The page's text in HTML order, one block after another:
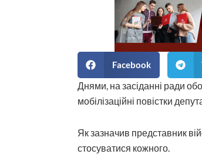
Facebook
Днями, на засіданні ради
мобілізаційні повістки
Як зазначив представник
стосуватися кожного.